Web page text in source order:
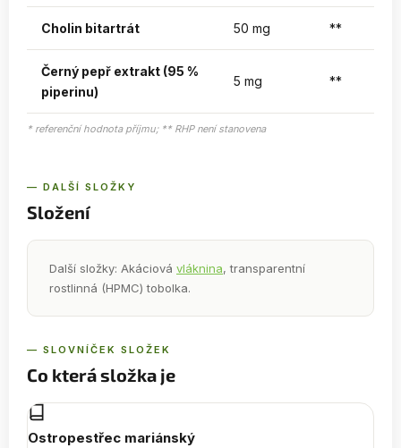
Cholin bitartrát 50 mg **
Černý pepř extrakt (95 %
piperinu)
5 mg **
* referenční hodnota příjmu; ** RHP není stanovena
— DALŠÍ SLOŽKY
Složení
Další složky: Akáciová vláknina, transparentní
rostlinná (HPMC) tobolka.
— SLOVNÍČEK SLOŽEK
Co která složka je
Ostropestřec mariánský